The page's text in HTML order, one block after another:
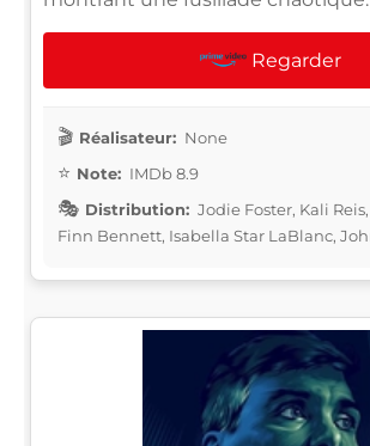
Regarder
Réalisateur: None
Note: IMDb 8.9
Distribution: Jodie Foster, Kali
Finn Bennett, Isabella Star LaBlanc,